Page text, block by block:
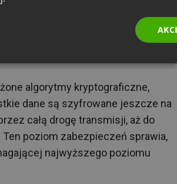
odpowiedni klucz.
w 2021 roku
algorytmy kryptograficzne,
dane są szyfrowane jeszcze na
całą drogę transmisji, aż do
poziom zabezpieczeń sprawia,
najwyższego poziomu